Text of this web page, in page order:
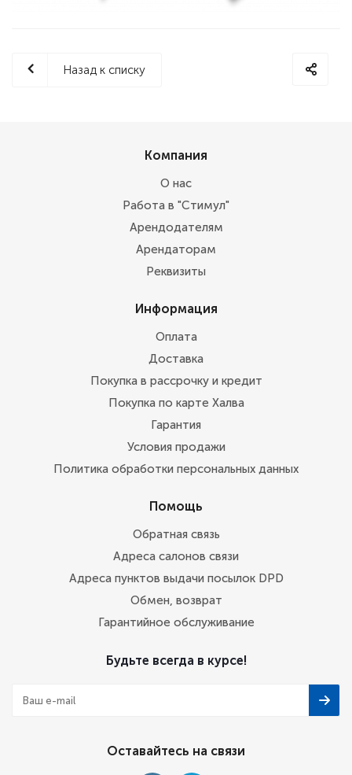
Назад к списку
Компания
О нас
Работа в "Стимул"
Арендодателям
Арендаторам
Реквизиты
Информация
Оплата
Доставка
Покупка в рассрочку и кредит
Покупка по карте Халва
Гарантия
Условия продажи
Политика обработки персональных данных
Помощь
Обратная связь
Адреса салонов связи
Адреса пунктов выдачи посылок DPD
Обмен, возврат
Гарантийное обслуживание
Будьте всегда в курсе!
Оставайтесь на связи